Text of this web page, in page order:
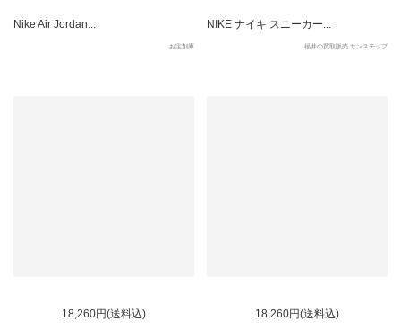
Nike Air Jordan...
お宝創庫
NIKE ナイキ スニーカー...
福井の買取販売 サンステップ
18,260円(送料込) 18,260円(送料込)